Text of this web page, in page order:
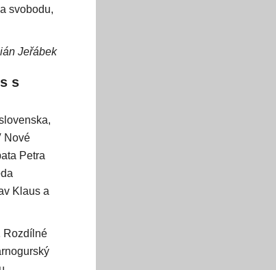
svobodu,
Jeřábek
s
Nové
Petra
Klaus a
Rozdílné